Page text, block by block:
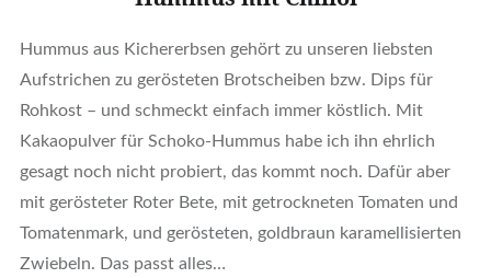
Hummus aus Kichererbsen gehört zu unseren liebsten
Aufstrichen zu gerösteten Brotscheiben bzw. Dips für
Rohkost – und schmeckt einfach immer köstlich. Mit
Kakaopulver für Schoko-Hummus habe ich ihn ehrlich
gesagt noch nicht probiert, das kommt noch. Dafür aber
mit gerösteter Roter Bete, mit getrockneten Tomaten und
Tomatenmark, und gerösteten, goldbraun karamellisierten
Zwiebeln. Das passt alles…